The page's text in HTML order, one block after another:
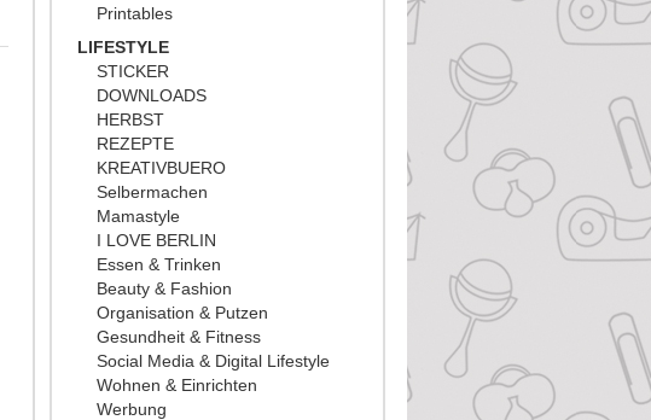
Printables
LIFESTYLE
STICKER
DOWNLOADS
HERBST
REZEPTE
KREATIVBUERO
Selbermachen
Mamastyle
I LOVE BERLIN
Essen & Trinken
Beauty & Fashion
Organisation & Putzen
Gesundheit & Fitness
Social Media & Digital Lifestyle
Wohnen & Einrichten
Werbung